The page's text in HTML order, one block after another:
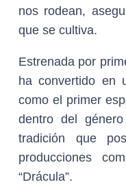
nos rodean,
que se cultiva.
Estrenada por
ha convertido en
como el primer
dentro del
tradición que
producciones
“Drácula”.